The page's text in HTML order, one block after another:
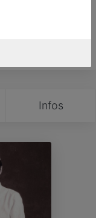
Infos